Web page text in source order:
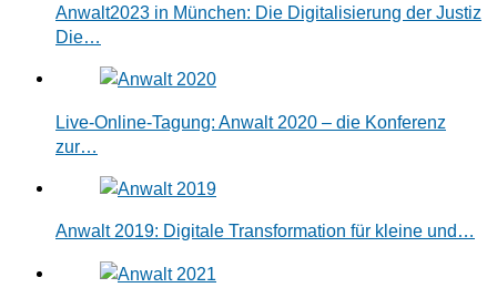
Anwalt2023 in München: Die Digitalisierung der Justiz
Die…
Live-Online-Tagung: Anwalt 2020 – die Konferenz
zur…
Anwalt 2019: Digitale Transformation für kleine und…